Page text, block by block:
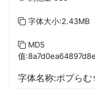
字体大小:2.43MB
MD5
值
字体名称:ポプら